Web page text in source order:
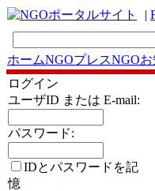
|
ホームNGOプレスNGO
ログイン
ユーザID または E-mail:
パスワード:
IDとパスワードを記
憶